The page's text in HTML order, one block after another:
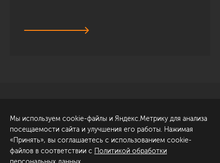
Обсудить проект
ул. Академика Павлова, 6
к1
+7 (812) 200-95-55
Мы используем cookie-файлы и Яндекс.Метрику для анализа
посещаемости сайта и улучшения его работы. Нажимая
«Принять», вы соглашаетесь с использованием cookie-
файлов в соответствии с Политикой обработки